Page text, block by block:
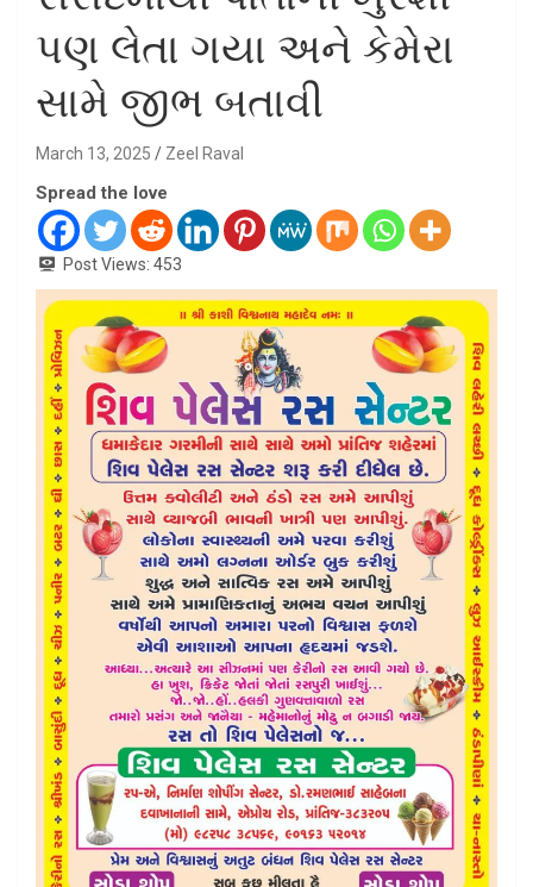
પણ લેતા ગયા અને કેમેરા
સામે જીભ બતાવી
March 13, 2025 Zeel Raval
Spread the love
Post Views: 453